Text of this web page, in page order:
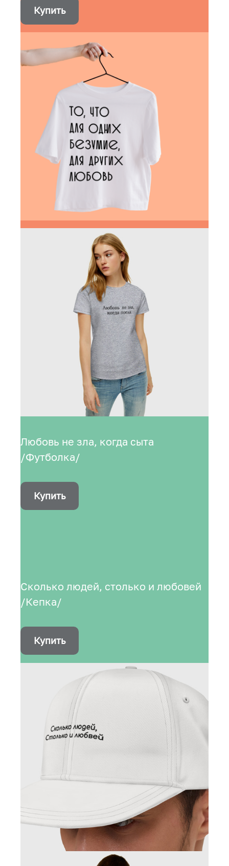
Купить
Любовь не зла, когда сыта
/Футболка/
Купить
Сколько людей, столько и любовей
/Кепка/
Купить